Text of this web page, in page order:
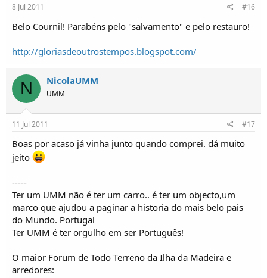
8 Jul 2011 #16
Belo Cournil! Parabéns pelo "salvamento" e pelo restauro!
http://gloriasdeoutrostempos.blogspot.com/
N NicolaUMM
UMM
11 Jul 2011 #17
Boas por acaso já vinha junto quando comprei. dá muito
jeito
-----
Ter um UMM não é ter um carro.. é ter um objecto,um
marco que ajudou a paginar a historia do mais belo pais
do Mundo. Portugal
Ter UMM é ter orgulho em ser Português!
O maior Forum de Todo Terreno da Ilha da Madeira e
arredores: